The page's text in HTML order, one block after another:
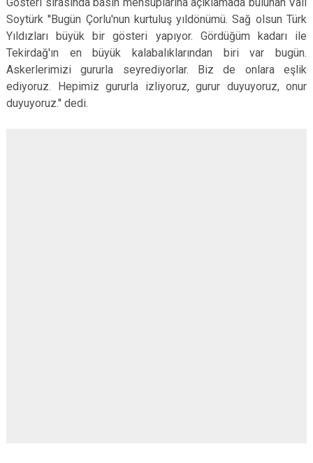
Soytürk ''Bugün Çorlu'nun kurtuluş yıldönümü. Sağ olsun Türk
Yıldızları büyük bir gösteri yapıyor. Gördüğüm kadarı ile
Tekirdağ'ın en büyük kalabalıklarından biri var bugün.
Askerlerimizi gururla seyrediyorlar. Biz de onlara eşlik
ediyoruz. Hepimiz gururla izliyoruz, gurur duyuyoruz, onur
duyuyoruz.'' dedi.